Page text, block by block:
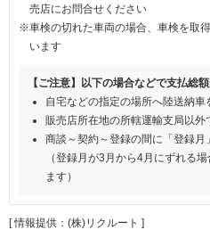
売店にお問合せください
※車検の切れた車両の場合、車検を取
います
【ご注意】以下の場合などで支払総
自宅などの指定の場所へ陸送納車
販売店所在地の所轄運輸支局以外
商談～契約～登録の間に「登録月
（登録月が3月から4月にずれる
ます）
[ 情報提供：(株)リクルート ]